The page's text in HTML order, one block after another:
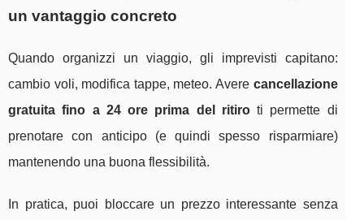
un vantaggio concreto
Quando organizzi un viaggio, gli imprevisti capitano:
cambio voli, modifica tappe, meteo. Avere cancellazione
gratuita fino a 24 ore prima del ritiroti permette di
prenotare con anticipo (e quindi spesso risparmiare)
mantenendo una buona flessibilità.
In pratica, puoi bloccare un prezzo interessante senza